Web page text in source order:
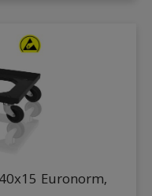
Euronorm,